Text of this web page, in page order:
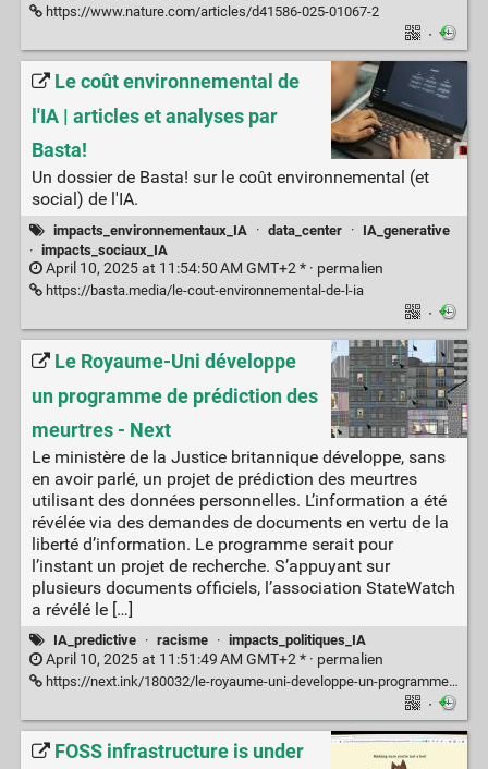
https://www.nature.com/articles/d41586-025-01067-2
·
Le coût environnemental de
l'IA | articles et analyses par
Basta!
Un dossier de Basta! sur le coût environnemental (et
social) de l'IA.
impacts_environnementaux_IA · data_center · IA_generative
· impacts_sociaux_IA
April 10, 2025 at 11:54:50 AM GMT+2 * · permalien
https://basta.media/le-cout-environnemental-de-l-ia
·
Le Royaume-Uni développe
un programme de prédiction des
meurtres - Next
Le ministère de la Justice britannique développe, sans
en avoir parlé, un projet de prédiction des meurtres
utilisant des données personnelles. L’information a été
révélée via des demandes de documents en vertu de la
liberté d’information. Le programme serait pour
l’instant un projet de recherche. S’appuyant sur
plusieurs documents officiels, l’association StateWatch
a révélé le […]
IA_predictive · racisme · impacts_politiques_IA
April 10, 2025 at 11:51:49 AM GMT+2 * · permalien
https://next.ink/180032/le-royaume-uni-developpe-un-programme-de-prediction-des-meurtres/
·
FOSS infrastructure is under